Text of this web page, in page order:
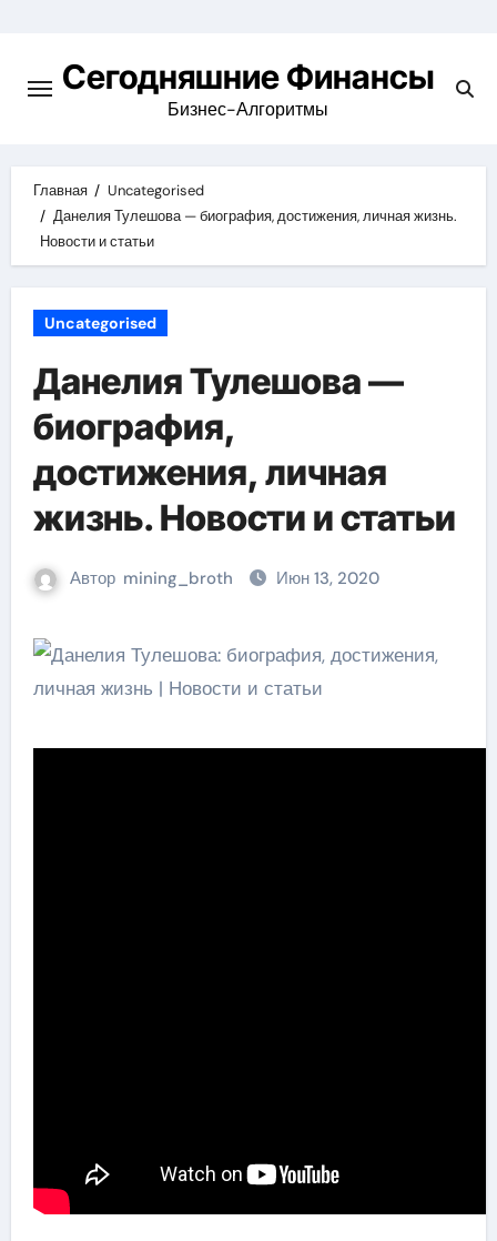
содержимомуСегодняшние Финансы
Бизнес-Алгоритмы
Главная
Uncategorised
Данелия Тулешова — биография, достижения, личная жизнь.
Новости и статьи
Uncategorised
Данелия Тулешова —
биография,
достижения, личная
жизнь. Новости и статьи
Автор mining_broth Июн 13, 2020